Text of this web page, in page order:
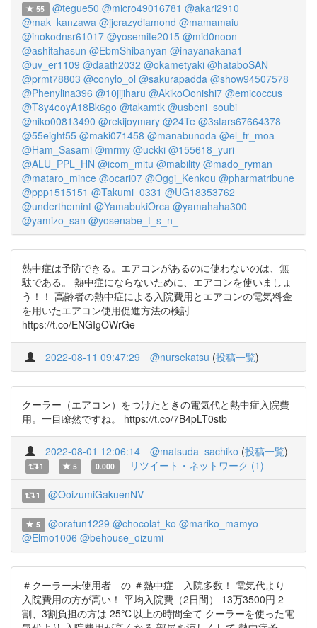
55 @tegue50 @micro49016781 @akari2910
@mak_kanzawa @jjcrazydiamond @mamamaiu
@inokodnsr61017 @yosemite2015 @mid0noon
@ashitahasun @EbmShibanyan @inayanakana1
@uv_er1109 @daath2032 @okametyaki @hataboSAN
@prmt78803 @conylo_ol @sakurapadda @show94507578
@Phenylina396 @10jijiharu @AkikoOonishi7 @emicoccus
@T8y4eoyA18Bk6go @takamtk @usbeni_soubi
@niko00813490 @rekijoymary @24Te @3stars67664378
@55eight55 @maki071458 @manabunoda @el_fr_moa
@Ham_Sasami @mrmy @uckki @155618_yuri
@ALU_PPL_HN @icom_mitu @mability @mado_ryman
@mataro_mince @ocari07 @Oggi_Kenkou @pharmatribune
@ppp1515151 @Takumi_0331 @UG18353762
@underthemint @YamabukiOrca @yamahaha300
@yamizo_san @yosenabe_t_s_n_
熱中症は予防できる。エアコンがあるのに使わないのは、無
駄である。 熱中症にならないために、エアコンを使いましょ
う！！ 高齢者の熱中症による入院費用とエアコンの電気料金
を用いたエアコン使用促進方法の検討
https://t.co/ENGIgOWrGe
2022-08-11 09:47:29 @nursekatsu (投稿一覧)
クーラー（エアコン）をつけたときの電気代と熱中症入院費
用。一目瞭然ですね。 https://t.co/7B4pLT0stb
2022-08-01 12:06:14 @matsuda_sachiko (投稿一覧)
1 5 0.000 リツイート・ネットワーク (1)
1 @OoizumiGakuenNV
5 @orafun1229 @chocolat_ko @mariko_mamyo
@Elmo1006 @behouse_oizumi
＃クーラー未使用者 の ＃熱中症 入院多数！ 電気代より
入院費用の方が高い！ 平均入院費（2日間） 13万3500円 2
割、3割負担の方は 25℃以上の時間全て クーラーを使った電